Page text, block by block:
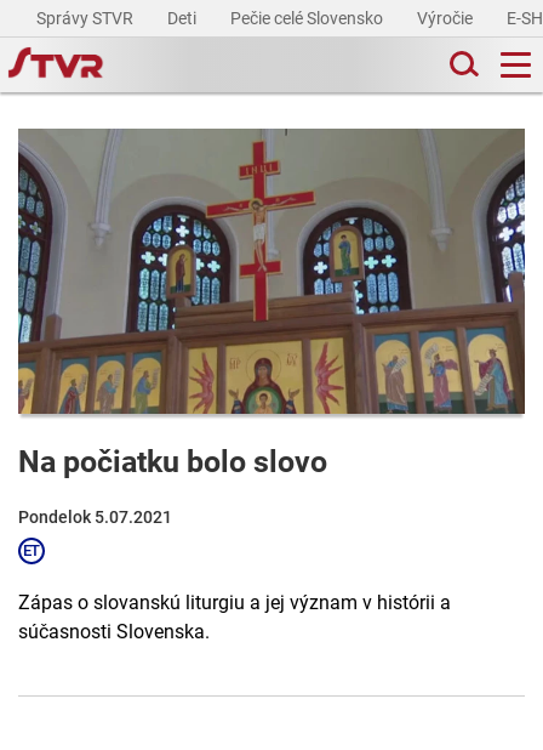
Správy STVR Deti Pečie celé Slovensko Výročie E-
Na počiatku bolo slovo
Pondelok 5.07.2021
Zápas o slovanskú liturgiu a jej význam v histórii a
súčasnosti Slovenska.